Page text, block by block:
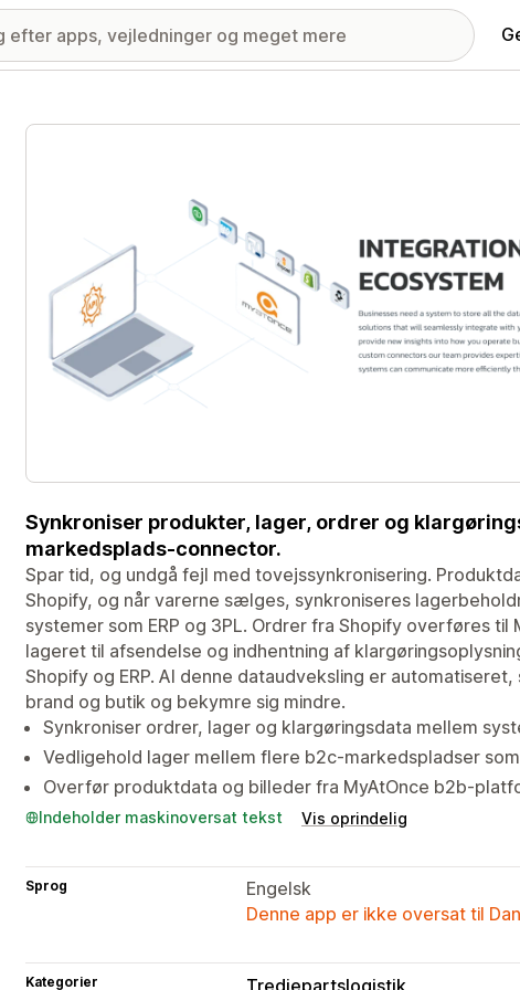
Galleri med udvalgte billeder
Synkroniser produkter, lager, ordrer og
markedsplads-connector.
Spar tid, og undgå fejl med tovejssynkronisering.
Shopify, og når varerne sælges, synkroniseres
systemer som ERP og 3PL. Ordrer fra Shopify overføres til
lageret til afsendelse og indhentning af
Shopify og ERP. Al denne dataudveksling er
brand og butik og bekymre sig mindre.
Synkroniser ordrer, lager og klargøringsdata mellem
Vedligehold lager mellem flere b2c-markedspladser
Overfør produktdata og billeder fra MyAtOnce b2b-
Indeholder maskinoversat tekst Vis oprindelig
Sprog
Engelsk
Denne app er ikke oversat til
Kategorier Tredjepartslogistik